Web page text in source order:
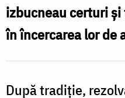
izbucneau certuri
în încercarea lor de
După tradiţie,